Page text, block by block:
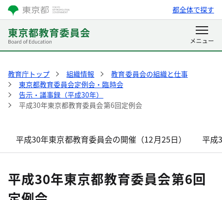
都全体で探す
教育庁トップ 組織情報
教育委員会の組織と仕事
東京都教育委員会定例会・臨時会
告示・議事録（平成30年）
平成30年東京都教育委員会第6回定例会
平成30年東京都教育委員会の開催（12月25日） 平成
平成30年東京都教育委員会第6回